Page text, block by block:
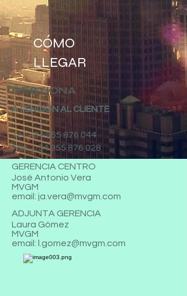
CÓMO
LLEGAR
GESTIONA
ATENCIÓN AL CLIENTE
Tel: +34 955 876 044
Fáx: + 34 955 876 028
GERENCIA CENTRO
José Antonio Vera
MVGM
email: ja.vera@mvgm.com
ADJUNTA GERENCIA
Laura Gómez
MVGM
email:
l.gomez@mvgm.com